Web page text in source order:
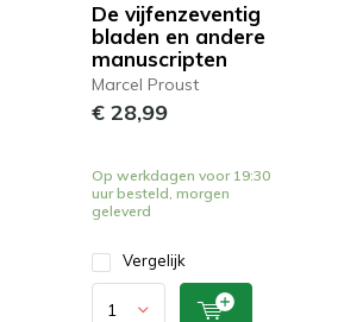
De vijfenzeventig
bladen en andere
manuscripten
Marcel Proust
€ 28,99
Op werkdagen voor 19:30
uur besteld, morgen
geleverd
Vergelijk